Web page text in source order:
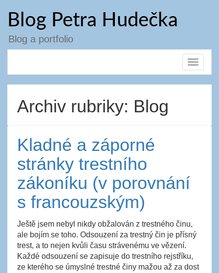
obsahu
webu
Blog Petra Hudečka
Blog a portfolio
Toggle
Archiv rubriky: Blog
Kladné a záporné
stránky trestního
zákoníku (v porovnání
s francouzským)
Ještě jsem nebyl nikdy obžalován z trestného činu,
ale bojím se toho. Odsouzení za trestný čin je přísný
trest, a to nejen kvůli času strávenému ve vězení.
Každé odsouzení se zapisuje do trestního rejstříku,
ze kterého se úmyslné trestné činy mažou až za dost